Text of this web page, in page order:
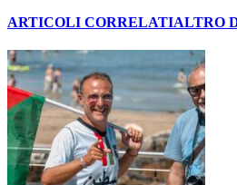
ARTICOLI CORRELATIALTRO